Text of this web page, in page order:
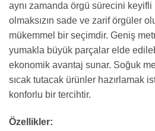
aynı zamanda örgü sürecini
olmaksızın sade ve zarif örgüler
mükemmel bir seçimdir. Geniş
yumakla büyük parçalar elde
ekonomik avantaj sunar. Soğuk
sıcak tutacak ürünler hazırlamak
konforlu bir tercihtir.
Özellikler: